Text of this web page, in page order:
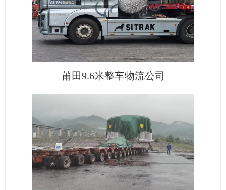
莆田9.6米整车物流公司